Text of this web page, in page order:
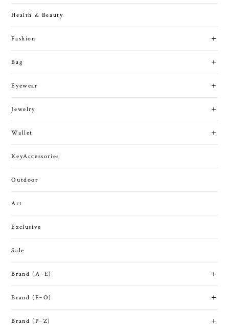
Health & Beauty
Fashion
Bag
Eyewear
Jewelry
Wallet
KeyAccessories
Outdoor
Art
Exclusive
Sale
Brand (A~E)
Brand (F~O)
Brand (P~Z)